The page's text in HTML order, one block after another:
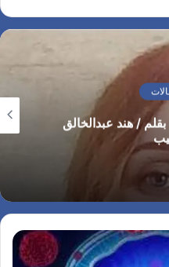
٣٠ يونيو . بقلم / هند عبدالخالق